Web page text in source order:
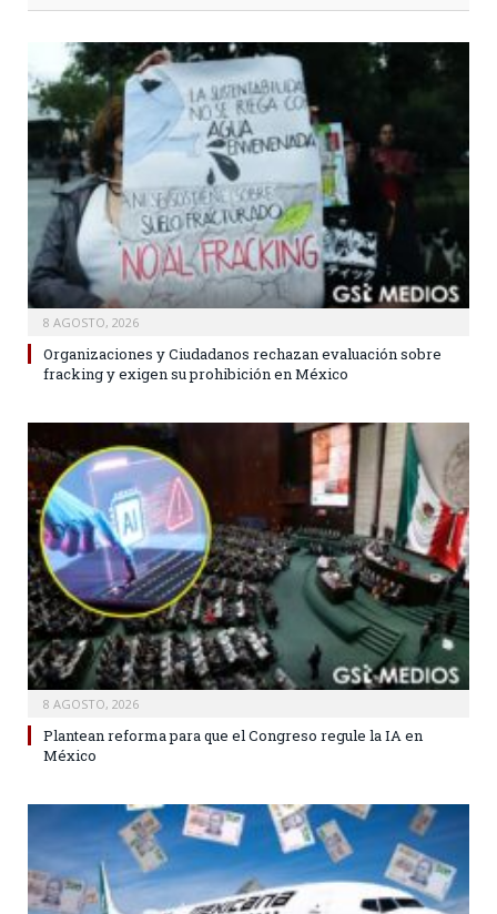
8 AGOSTO, 2026
Organizaciones y Ciudadanos rechazan evaluación sobre
fracking y exigen su prohibición en México
8 AGOSTO, 2026
Plantean reforma para que el Congreso regule la IA en
México